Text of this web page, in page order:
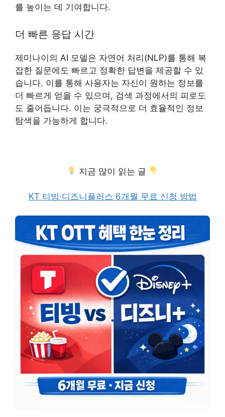
를 높이는 데 기여합니다.
더 빠른 응답 시간
제미나이의 AI 모델은 자연어 처리(NLP)를 통해 복
잡한 질문에도 빠르고 정확한 답변을 제공할 수 있
습니다. 이를 통해 사용자는 자신이 원하는 정보를
더 빠르게 얻을 수 있으며, 검색 과정에서의 피로도
도 줄어듭니다. 이는 궁극적으로 더 효율적인 정보
탐색을 가능하게 합니다.
지금 많이 읽는 글
KT 티빙·디즈니플러스 6개월 무료 신청 방법